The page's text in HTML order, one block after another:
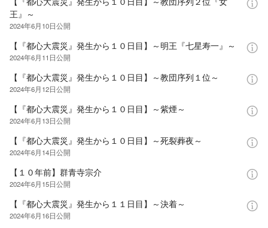
王』～
2024年6月10日公開
【『都心大震災』発生から１０日目】～明王『七星寿一』～
2024年6月11日公開
【『都心大震災』発生から１０日目】～教団序列１位～
2024年6月12日公開
【『都心大震災』発生から１０日目】～紫煙～
2024年6月13日公開
【『都心大震災』発生から１０日目】～死裂葬夜～
2024年6月14日公開
【１０年前】群青寺宗介
2024年6月15日公開
【『都心大震災』発生から１１日目】～決着～
2024年6月16日公開